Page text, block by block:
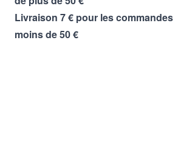
Livraison 7 € pour les commandes
moins de 50 €